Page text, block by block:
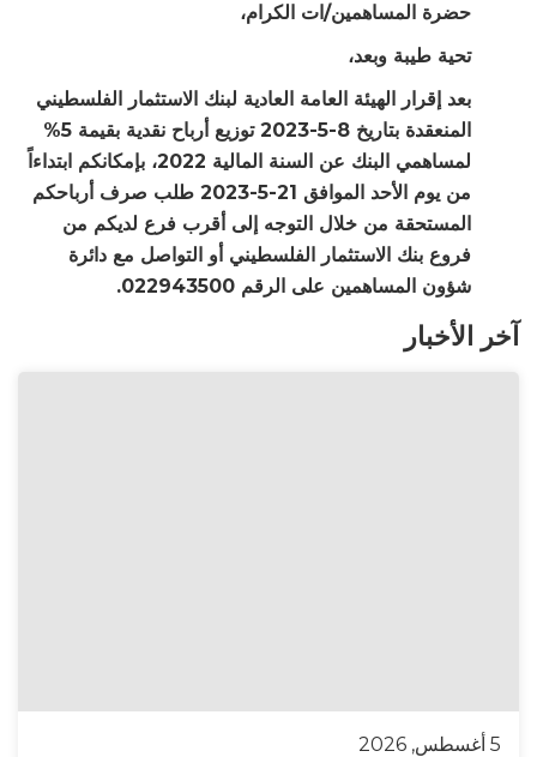
حضرة المساهمين/ات الكرام،
تحية طيبة وبعد،
بعد إقرار الهيئة العامة العادية لبنك الاستثمار الفلسطيني
المنعقدة بتاريخ 8-5-2023 توزيع أرباح نقدية بقيمة 5%
لمساهمي البنك عن السنة المالية 2022، بإمكانكم ابتداءاً
من يوم الأحد الموافق 21-5-2023 طلب صرف أرباحكم
المستحقة من خلال التوجه إلى أقرب فرع لديكم من
فروع بنك الاستثمار الفلسطيني أو التواصل مع دائرة
شؤون المساهمين على الرقم 022943500.
آخر الأخبار
5 أغسطس, 2026